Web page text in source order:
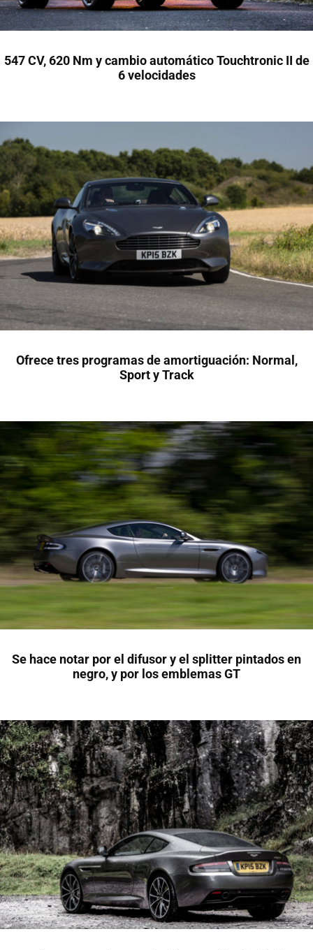
547 CV, 620 Nm y cambio automático Touchtronic II de
6 velocidades
Ofrece tres programas de amortiguación: Normal,
Sport y Track
Se hace notar por el difusor y el splitter pintados en
negro, y por los emblemas GT